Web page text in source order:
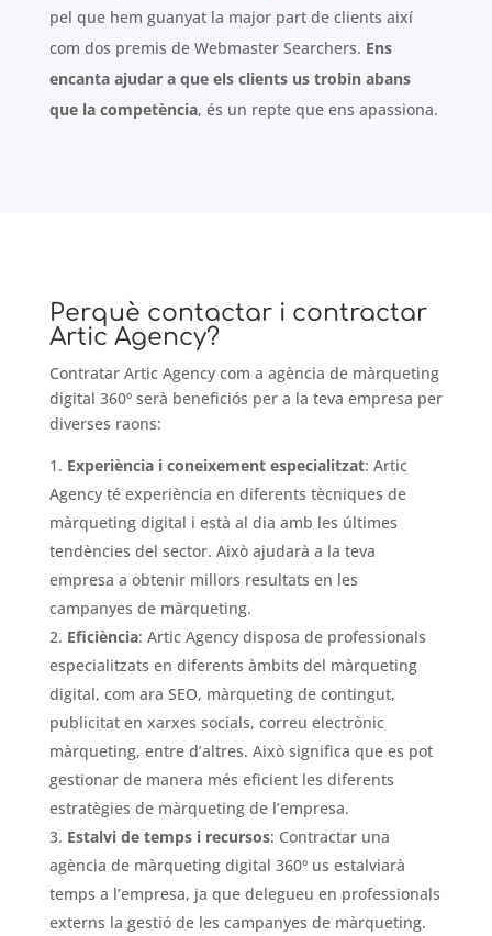
pel que hem guanyat la major part de clients així
com dos premis de Webmaster Searchers. Ens
encanta ajudar a que els clients us trobin abans
que la competència, és un repte que ens apassiona.
Perquè contactar i contractar
Artic Agency?
Contratar Artic Agency com a agència de màrqueting
digital 360º serà beneficiós per a la teva empresa per
diverses raons:
Experiència i coneixement especialitzat: Artic
Agency té experiència en diferents tècniques de
màrqueting digital i està al dia amb les últimes
tendències del sector. Això ajudarà a la teva
empresa a obtenir millors resultats en les
campanyes de màrqueting.
Eficiència: Artic Agency disposa de professionals
especialitzats en diferents àmbits del màrqueting
digital, com ara SEO, màrqueting de contingut,
publicitat en xarxes socials, correu electrònic
màrqueting, entre d’altres. Això significa que es pot
gestionar de manera més eficient les diferents
estratègies de màrqueting de l’empresa.
Estalvi de temps i recursos: Contractar una
agència de màrqueting digital 360º us estalviarà
temps a l’empresa, ja que delegueu en professionals
externs la gestió de les campanyes de màrqueting.